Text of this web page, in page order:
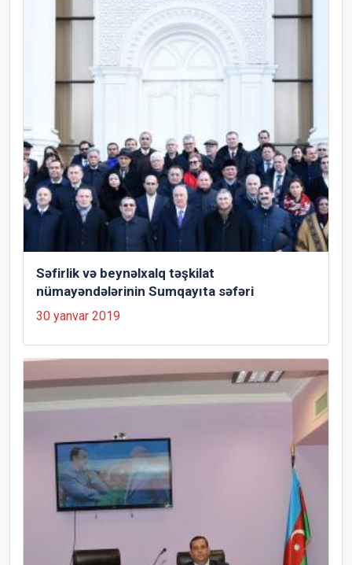
Səfirlik və beynəlxalq təşkilat
nümayəndələrinin Sumqayıta səfəri
30 yanvar 2019